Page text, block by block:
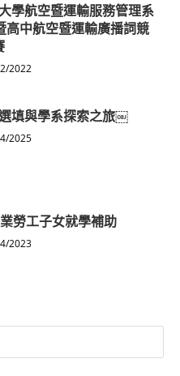
學航空暨運輸服務管理系
中航空暨運輸廣播詞競
2022
填與學系探索之旅￼
2025
勞工子女就學補助
2023